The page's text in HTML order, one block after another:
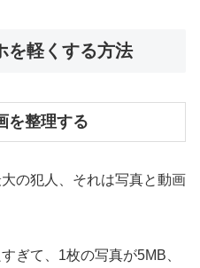
を軽くする方法
を整理する
の犯人、それは写真と動画
ぎて、1枚の写真が5MB、